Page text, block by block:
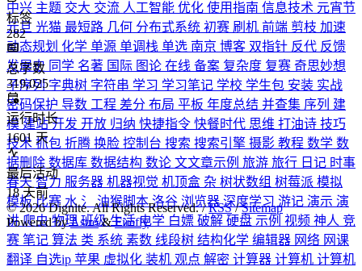
中兴 主题 交大 交流 人工智能 优化 使用指南 信息技术 元宵节
元旦 光猫 最短路 几何 分布式系统 初赛 刷机 前端 剪枝 加速
动态规划 化学 单源 单调栈 单选 南京 博客 双指针 反代 反馈
发展史 同学 名著 国际 图论 在线 备案 复杂度 复赛 奇思妙想
子序列字典树 字符串 学习 学习笔记 学校 学生包 安装 实战
密码保护 导数 工程 差分 布局 平板 年度总结 并查集 序列 建
模建站开发 开放 归纳 快捷指令 快餐时代 思维 打油诗 技巧
技术 抓包 折腾 换脸 控制台 搜索 搜索引擎 摄影 教程 数学 数
据删除 数据库 数据结构 数论 文文章示例 旅游 旅行 日记 时事
春天智力 服务器 机器视觉 机顶盒 杂 树状数组 树莓派 模拟
模板比赛 水氵油猴脚本洛谷 浏览器深度学习 游记 演示 演
讲爬虫物理班级生活电学 白嫖 破解 硬盘 示例 视频 神人 竞
赛 笔记 算法 类 系统 素数 线段树 结构化学 编辑器 网络 网课
翻译 自选ip 苹果 虚拟化 装机 观点 解密 计算器 计算机 计算机
标签
282
总字数
319,025
运行时长
1601 天
最后活动
18 天前
©2026Dignite. All Rights Reserved. /RSS/Sitemap
Powered byAstro&Firefly